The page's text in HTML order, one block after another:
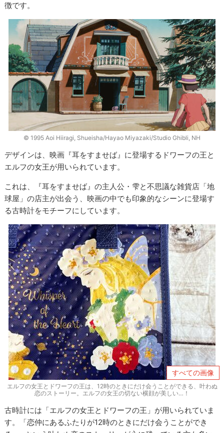
徴です。
© 1995 Aoi Hiiragi, Shueisha/Hayao Miyazaki/Studio Ghibli, NH
デザインは、映画『耳をすませば』に登場するドワーフの王と
エルフの女王が用いられています。
これは、『耳をすませば』の主人公・雫と不思議な雑貨店「地
球屋」の店主が出会う、映画の中でも印象的なシーンに登場す
る古時計をモチーフにしています。
すべての画像
エルフの女王とドワーフの王は、12時のときにだけ会うことができる、叶わぬ
恋のストーリー。エルフの女王の切ない横顔が美しい…！
古時計には「エルフの女王とドワーフの王」が用いられていま
す。「恋仲にあるふたりが12時のときにだけ会うことができ